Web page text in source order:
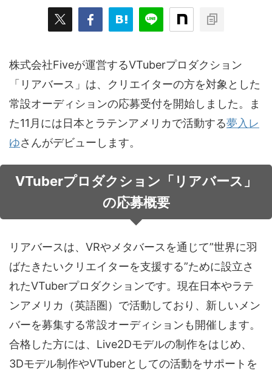
キャンペーン クラウドファンディング
ソーシャルVR デジモノ バーチャルYouTuber
パノラマ ボカロ メタバース レポート
音声（ボイス）
株式会社Fiveが運営するVTuberプロダクション
「リアバース」は、クリエイターの⽅を対象とした
常設オーディションの応募受付を開始しました。ま
た11月には日本とラテンアメリカで活動する夢入レ
ゆさんがデビューします。
VTuberプロダクション「リアバース」
の応募概要
リアバースは、 VRやメタバースを通じて”世界に⽻
ばたきたいクリエイターを⽀援する”ために設⽴さ
れたVTuberプロダクションです。 現在日本やラテ
ンアメリカ（英語圏）で活動しており、新しいメン
バーを募集する常設オーディションも開催します。
合格した⽅には、 Live2Dモデルの制作をはじめ、
3Dモデル制作やVTuberとしての活動をサポートを